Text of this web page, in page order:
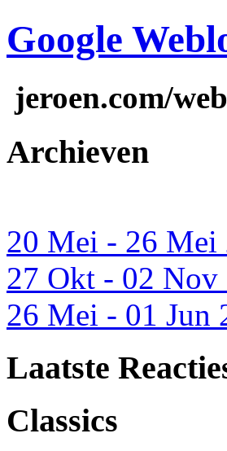
Google
jeroen.com/
Archieven
20 Mei - 26 Mei
27 Okt - 02 Nov
26 Mei - 01 Jun
Laatste
Classics